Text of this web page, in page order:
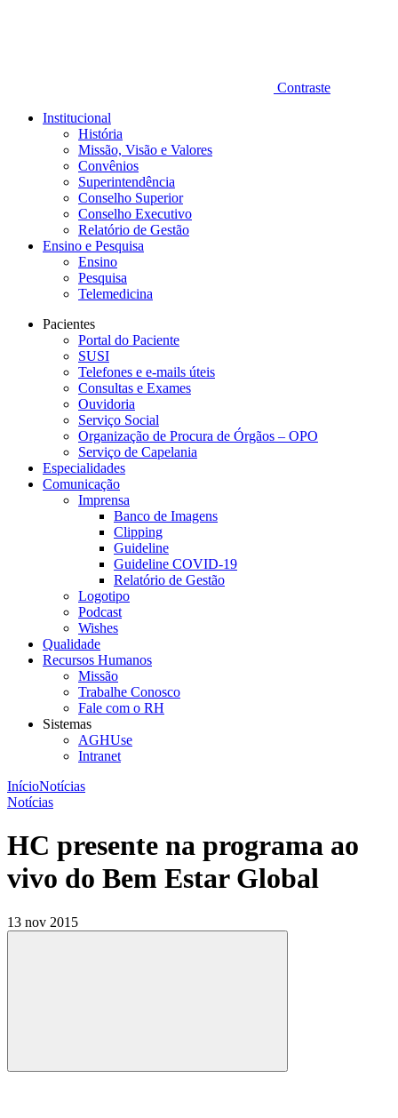
Contraste
Institucional
História
Missão, Visão e Valores
Convênios
Superintendência
Conselho Superior
Conselho Executivo
Relatório de Gestão
Ensino e Pesquisa
Ensino
Pesquisa
Telemedicina
Pacientes
Portal do Paciente
SUSI
Telefones e e-mails úteis
Consultas e Exames
Ouvidoria
Serviço Social
Organização de Procura de Órgãos – OPO
Serviço de Capelania
Especialidades
Comunicação
Imprensa
Banco de Imagens
Clipping
Guideline
Guideline COVID-19
Relatório de Gestão
Logotipo
Podcast
Wishes
Qualidade
Recursos Humanos
Missão
Trabalhe Conosco
Fale com o RH
Sistemas
AGHUse
Intranet
InícioNotícias
Notícias
HC presente na programa ao
vivo do Bem Estar Global
13 nov 2015
Compartilhar